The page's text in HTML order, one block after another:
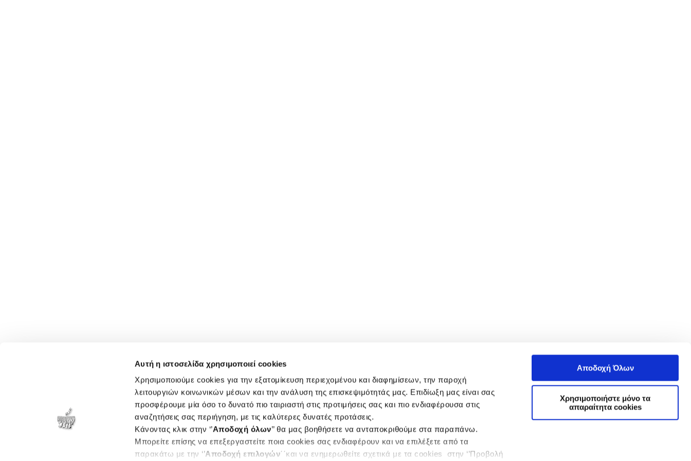
Αυτή η ιστοσελίδα χρησιμοποιεί cookies
Χρησιμοποιούμε cookies για την εξατομίκευση περιεχομένου και διαφημίσεων, την παροχή
λειτουργιών κοινωνικών μέσων και την ανάλυση της επισκεψιμότητάς μας. Επιδίωξη μας είναι σας
προσφέρουμε μία όσο το δυνατό πιο ταιριαστή στις προτιμήσεις σας και πιο ενδιαφέρουσα στις
αναζητήσεις σας περιήγηση, με τις καλύτερες δυνατές προτάσεις.
Κάνοντας κλικ στην ‘’Αποδοχή όλων’’ θα μας βοηθήσετε να ανταποκριθούμε στα παραπάνω.
Μπορείτε επίσης να επεξεργαστείτε ποια cookies σας ενδιαφέρουν και να επιλέξετε από τα
παρακάτω με την ‘’Αποδοχή επιλογών΄΄και να ενημερωθείτε σχετικά με τα cookies στην ‘’Προβολή
Αποδοχή Όλων
Χρησιμοποιήστε μόνο τα
απαραίτητα cookies